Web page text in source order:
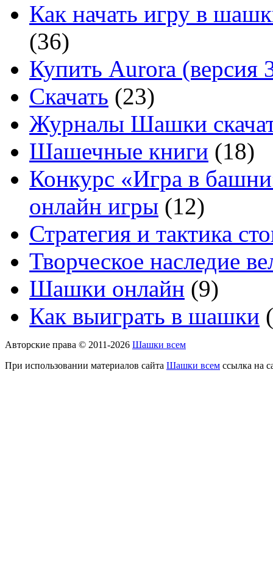
Как начать игру в
(36)
Купить Aurora (версия
Скачать (23)
Журналы Шашки
Шашечные книги (18)
Конкурс «Игра в
онлайн игры (12)
Стратегия и тактика
Творческое наследие
Шашки онлайн (9)
Как выиграть в шашки
Авторские права © 2011-2026 Шашки всем
При использовании материалов сайта Шашки всем ссылка на